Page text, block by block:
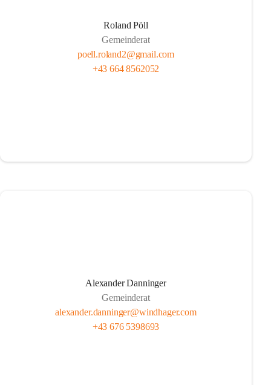
Roland Pöll
Gemeinderat
poell.roland2@gmail.com
+43 664 8562052
Alexander Danninger
Gemeinderat
alexander.danninger@windhager.com
+43 676 5398693